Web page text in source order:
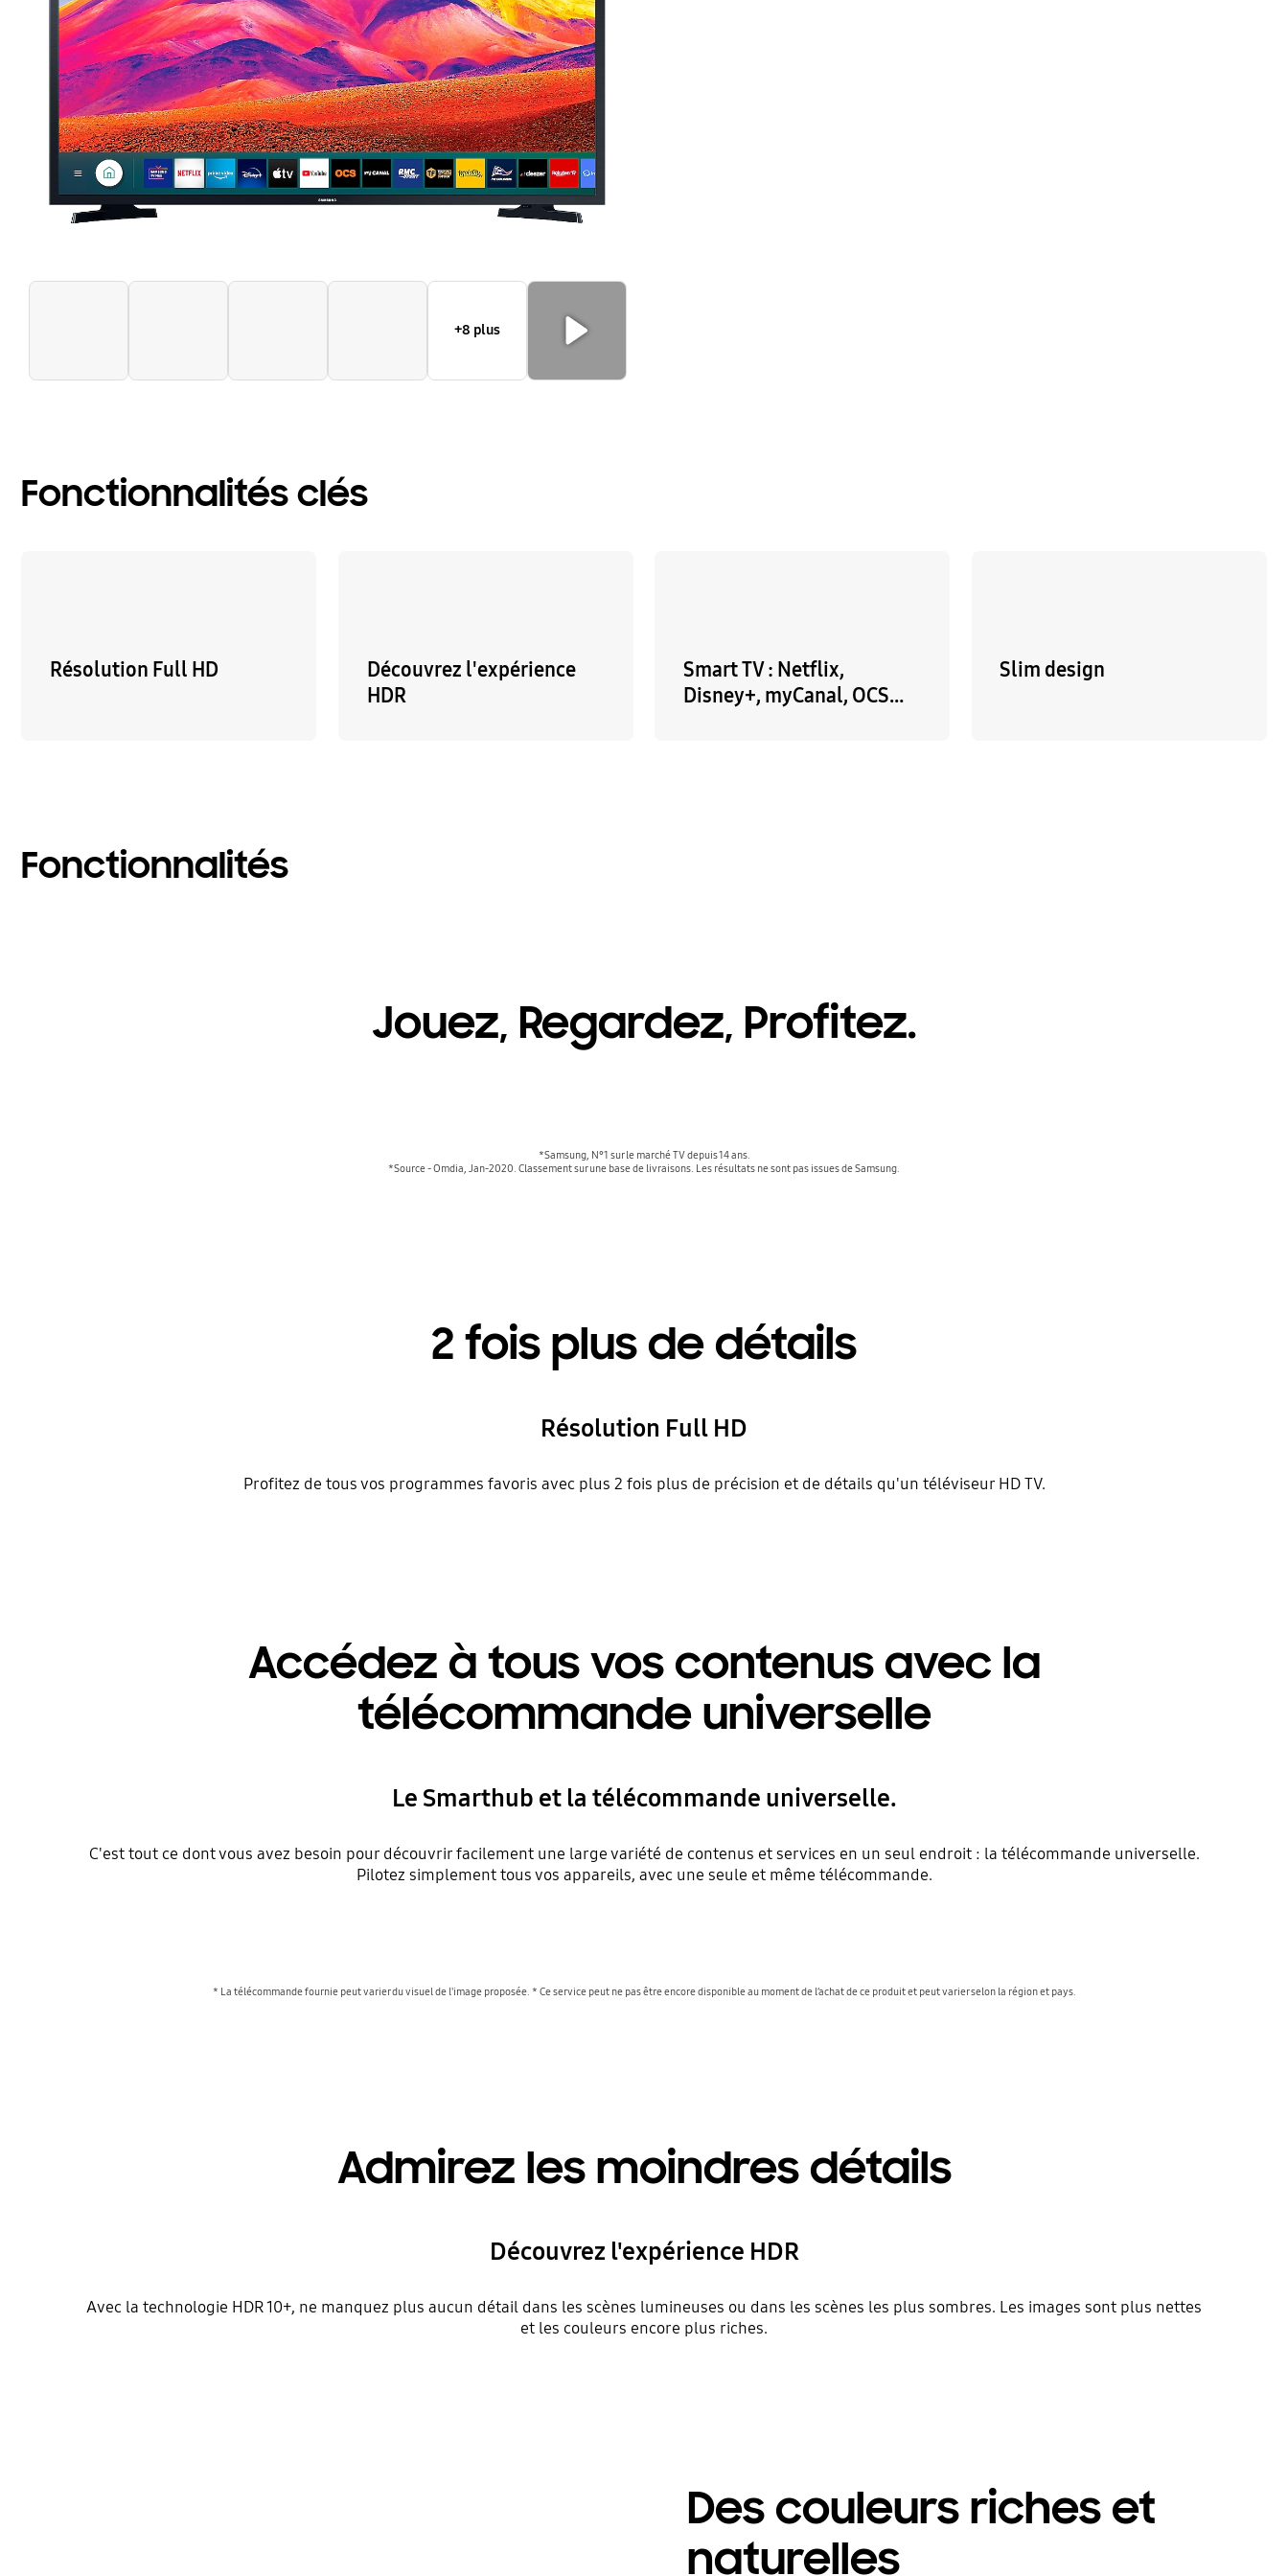
+8 plus
Fonctionnalités clés
Résolution Full HD
Découvrez l'expérience
HDR
Smart TV : Netflix,
Disney+, myCanal, OCS…
Slim design
Fonctionnalités
Jouez, Regardez, Profitez.
*Samsung, N°1 sur le marché TV depuis 14 ans.
*Source - Omdia, Jan-2020. Classement sur une base de livraisons. Les résultats ne sont pas issues de Samsung.
2 fois plus de détails
Résolution Full HD
Profitez de tous vos programmes favoris avec plus 2 fois plus de précision et de détails qu'un téléviseur HD TV.
Accédez à tous vos contenus avec la
télécommande universelle
Le Smarthub et la télécommande universelle.
C'est tout ce dont vous avez besoin pour découvrir facilement une large variété de contenus et services en un seul endroit : la télécommande universelle.
Pilotez simplement tous vos appareils, avec une seule et même télécommande.
* La télécommande fournie peut varier du visuel de l'image proposée. * Ce service peut ne pas être encore disponible au moment de l’achat de ce produit et peut varier selon la région et pays.
Admirez les moindres détails
Découvrez l'expérience HDR
Avec la technologie HDR 10+, ne manquez plus aucun détail dans les scènes lumineuses ou dans les scènes les plus sombres. Les images sont plus nettes
et les couleurs encore plus riches.
Des couleurs riches et
naturelles